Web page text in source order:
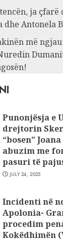
ja çfarë
Antonela
më
Punonjësja e
drejtorin
“bosen”
abuzim me
pasuri të
JULY 24, 2025
Incidenti në
Apolonia-
procedim
Kokëdhimën